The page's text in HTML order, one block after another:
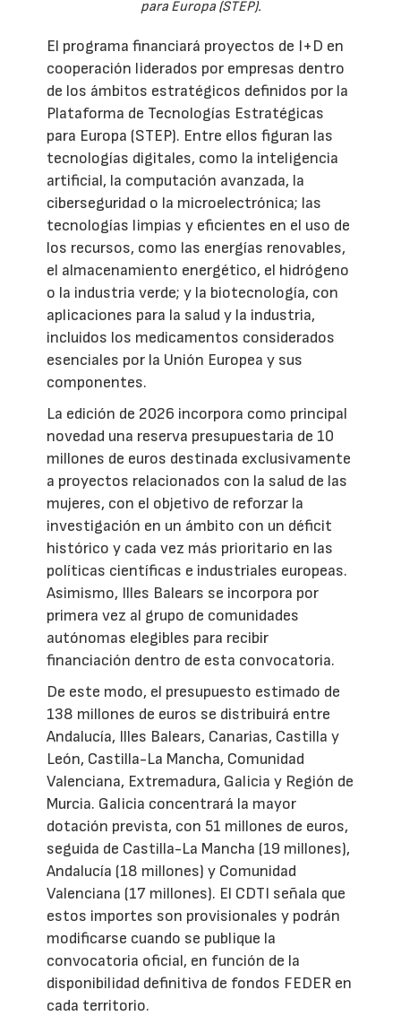
para Europa (STEP).
El programa financiará proyectos de I+D en
cooperación liderados por empresas dentro
de los ámbitos estratégicos definidos por la
Plataforma de Tecnologías Estratégicas
para Europa (STEP). Entre ellos figuran las
tecnologías digitales, como la inteligencia
artificial, la computación avanzada, la
ciberseguridad o la microelectrónica; las
tecnologías limpias y eficientes en el uso de
los recursos, como las energías renovables,
el almacenamiento energético, el hidrógeno
o la industria verde; y la biotecnología, con
aplicaciones para la salud y la industria,
incluidos los medicamentos considerados
esenciales por la Unión Europea y sus
componentes.
La edición de 2026 incorpora como principal
novedad una reserva presupuestaria de 10
millones de euros destinada exclusivamente
a proyectos relacionados con la salud de las
mujeres, con el objetivo de reforzar la
investigación en un ámbito con un déficit
histórico y cada vez más prioritario en las
políticas científicas e industriales europeas.
Asimismo, Illes Balears se incorpora por
primera vez al grupo de comunidades
autónomas elegibles para recibir
financiación dentro de esta convocatoria.
De este modo, el presupuesto estimado de
138 millones de euros se distribuirá entre
Andalucía, Illes Balears, Canarias, Castilla y
León, Castilla-La Mancha, Comunidad
Valenciana, Extremadura, Galicia y Región de
Murcia. Galicia concentrará la mayor
dotación prevista, con 51 millones de euros,
seguida de Castilla-La Mancha (19 millones),
Andalucía (18 millones) y Comunidad
Valenciana (17 millones). El CDTI señala que
estos importes son provisionales y podrán
modificarse cuando se publique la
convocatoria oficial, en función de la
disponibilidad definitiva de fondos FEDER en
cada territorio.